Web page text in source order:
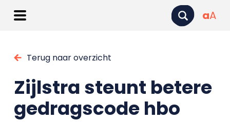
aA
Terug naar overzicht
Zijlstra steunt betere
gedragscode hbo